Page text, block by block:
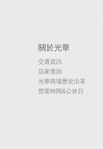
關於光華
交通資訊
店家查詢
光華商場歷史沿革
營業時間&公休日